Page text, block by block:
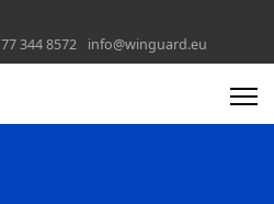
344 8572 info@winguard.eu